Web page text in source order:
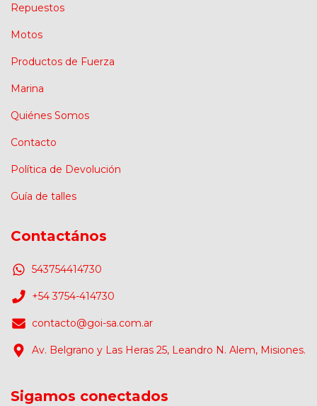
Repuestos
Motos
Productos de Fuerza
Marina
Quiénes Somos
Contacto
Política de Devolución
Guía de talles
Contactános
543754414730
+54 3754-414730
contacto@goi-sa.com.ar
Av. Belgrano y Las Heras 25, Leandro N. Alem, Misiones.
Sigamos conectados